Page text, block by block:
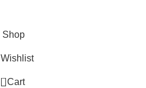
Shop
Wishlist
0 Cart